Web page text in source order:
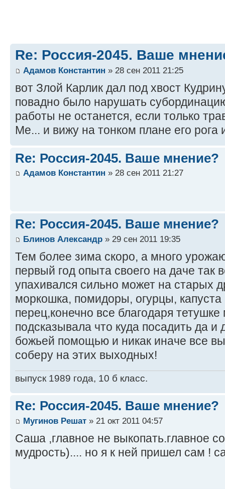
Re: Россия-2045. Ваше
Адамов Константин » 28 сен 2011 21:25
вот Злой Карлик дал под хвост
повадно было нарушать
работы не останется, если только
Ме... и вижу на тонком плане его рога
Re: Россия-2045. Ваше мнение?
Адамов Константин » 28 сен 2011 21:27
Re: Россия-2045. Ваше мнение?
Блинов Александр » 29 сен 2011 19:35
Тем более зима скоро, а много
первый год опыта своего на даче так
упахивался сильно может на старых
моркошка, помидоры, огурцы, капуста
перец,конечно все благодаря
подсказывала что куда посадить да и
божьей помощью и никак иначе все
соберу на этих выходных!
выпуск 1989 года, 10 б класс.
Re: Россия-2045. Ваше мнение?
Мугинов Решат » 21 окт 2011 04:57
Саша ,главное не выкопать.главное
мудрость).... но я к ней пришел сам !